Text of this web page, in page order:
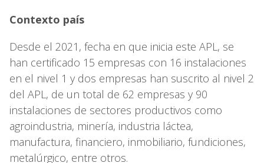
Contexto país
Desde el 2021, fecha en que inicia este APL, se
han certificado 15 empresas con 16 instalaciones
en el nivel 1 y dos empresas han suscrito al nivel 2
del APL, de un total de 62 empresas y 90
instalaciones de sectores productivos como
agroindustria, minería, industria láctea,
manufactura, financiero, inmobiliario, fundiciones,
metalúrgico, entre otros.